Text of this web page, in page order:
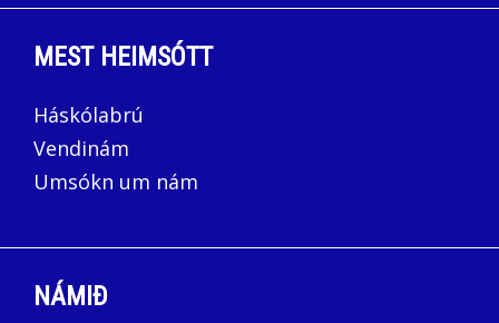
MEST HEIMSÓTT
Háskólabrú
Vendinám
Umsókn um nám
NÁMIÐ